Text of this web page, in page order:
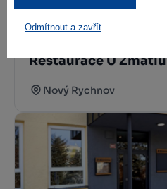
Odmítnout a zavřít
Restaurace U Zmátlů
Nový Rychnov